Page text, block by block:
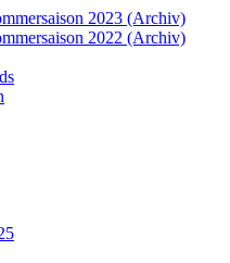
2023 (Archiv)
2022 (Archiv)